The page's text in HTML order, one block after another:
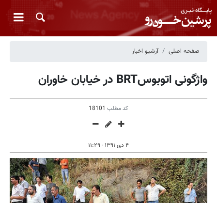
صفحه اصلی آرشیو اخبار
واژگونی اتوبوسBRT در خیابان خاوران
کد مطلب 18101
۴ دی ۱۳۹۱ - ۱۱:۲۹